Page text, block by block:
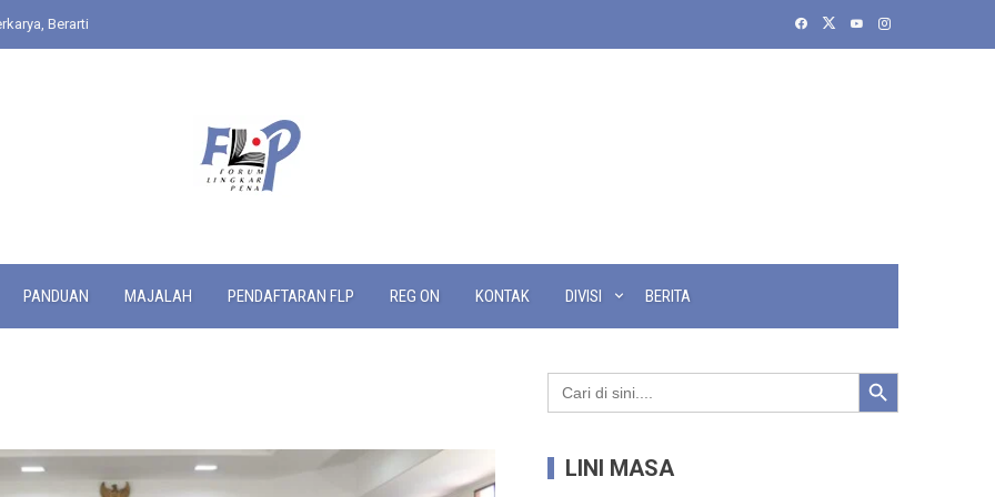
Berarti
PANDUAN MAJALAH PENDAFTARAN FLP REG ON KONTAK DIVISI BERITA
Search
for:
Search Button
LINI MASA